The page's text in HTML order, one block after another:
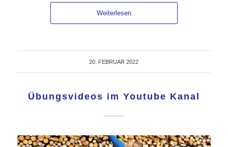
Weiterlesen
20. FEBRUAR 2022
Übungsvideos im Youtube Kanal